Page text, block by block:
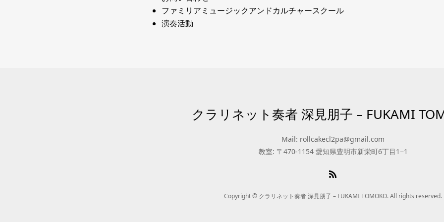
ファミリアミュージックアンドカルチャースクール
演奏活動
クラリネット奏者 深見朋子 – FUKAMI
Mail: rollcakecl2pa@gmail.com
教室: 〒470-1154 愛知県豊明市新栄町6丁目1−1
Copyright © クラリネット奏者 深見朋子 – FUKAMI TOMOKO. All rights reserved.